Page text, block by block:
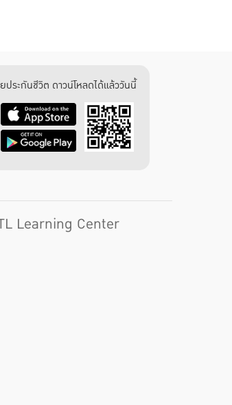
ประกันชีวิต ดาวน์โหลดได้แล้ววันนี้
Learning Center